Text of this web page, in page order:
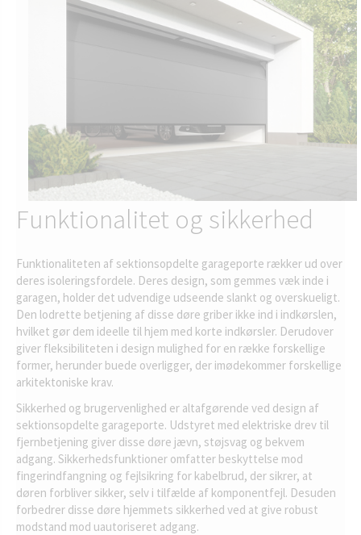
Funktionalitet og sikkerhed
Funktionaliteten af sektionsopdelte garageporte rækker ud over
deres isoleringsfordele. Deres design, som gemmes væk inde i
garagen, holder det udvendige udseende slankt og overskueligt.
Den lodrette betjening af disse døre griber ikke ind i indkørslen,
hvilket gør dem ideelle til hjem med korte indkørsler. Derudover
giver fleksibiliteten i design mulighed for en række forskellige
former, herunder buede overligger, der imødekommer forskellige
arkitektoniske krav.
Sikkerhed og brugervenlighed er altafgørende ved design af
sektionsopdelte garageporte. Udstyret med elektriske drev til
fjernbetjening giver disse døre jævn, støjsvag og bekvem
adgang. Sikkerhedsfunktioner omfatter beskyttelse mod
fingerindfangning og fejlsikring for kabelbrud, der sikrer, at
døren forbliver sikker, selv i tilfælde af komponentfejl. Desuden
forbedrer disse døre hjemmets sikkerhed ved at give robust
modstand mod uautoriseret adgang.